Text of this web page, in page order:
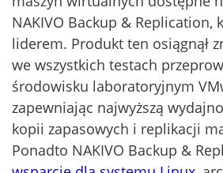
NAKIVO Backup & Replication,
liderem. Produkt ten osiągnął
we wszystkich testach
środowisku laboratoryjnym
zapewniając najwyższą
kopii zapasowych i replikacji
Ponadto NAKIVO Backup &